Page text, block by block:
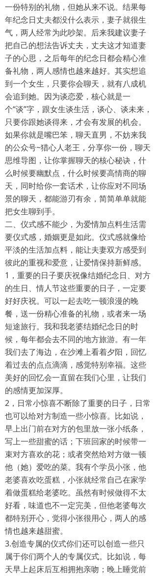
一份特别的礼物，但她从来不说。结果每
年纪念日丈夫都没什么表示，妻子就很生
气，两人经常为此吵架。后来我建议妻子
把自己的想法告诉丈夫，丈夫这才知道妻
子的心思，之后每年的纪念日都会精心准
备礼物，两人感情也越来越好。其实想追
到一个女生，只要你会聊天，就有八成机
会追到她。因为谈恋爱，核心就是一
个“谈”字，跟女生谈生活，谈心、谈未来，
只要你跟她谈得来，才会有发展的机会。
如果你就是嘴巴笨，聊天直男，不妨来我
的公众号~猎心人老王，分享你一份，聊天
思维导图，让你掌握聊天的核心秘诀，什
么时候要幽默点，什么时候要高情商的聊
天，同时给你一套话术，让你应对不同场
景的聊天，都能游刃有余，简简单单就能
把女生聊到手。
二、仪式感不能少，为爱情加点料生活需
要仪式感，婚姻更是如此。仪式感就像给
平淡的生活加点料，能让夫妻双方感受到
彼此的重视和爱意，让爱情保持新鲜感。
1，重要的日子要庆祝像结婚纪念日、对方
的生日、情人节这些重要的日子，一定要
好好庆祝。可以一起去吃一顿浪漫的晚
餐，送一份精心准备的礼物，或者来一场
短途旅行。我和我老婆结婚纪念日的时
候，每年都会去不同的地方旅游。有一年
我们去了海边，在沙滩上看着夕阳，回忆
着过去的点点滴滴，感觉特别幸福。这些
美好的回忆会一直留在我们心里，让我们
的感情更加深厚。
2，日常小惊喜不断除了重要的日子，日常
也可以给对方制造一些小惊喜。比如说，
早上出门前在对方的包里放一张小纸条，
写上一些甜蜜的话；下班回家的时候带一
束对方喜欢的花；或者突然给对方做一顿
他（她）爱吃的菜。我有个学员小张，他
老婆喜欢吃蛋糕，小张就经常自己在家学
着做蛋糕给老婆吃。虽然有时候做得不太
好看，味道也不一定完美，但他老婆每次
都特别开心，觉得小张很用心，两人的感
情也越来越甜蜜。
3.创造专属的仪式你们还可以创造一些只
属于你们两个人的专属仪式。比如说，每
天早上起床后互相拥抱亲吻；晚上睡觉前